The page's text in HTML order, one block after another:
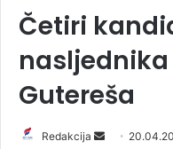
Četiri
Gutereša
Redakcija